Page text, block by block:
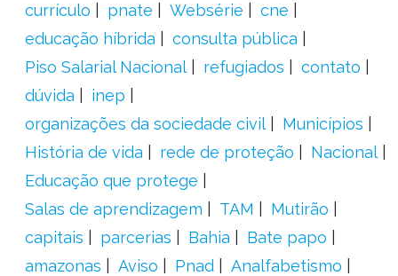
currículo
pnate Websérie
cne
educação híbrida
consulta pública
Piso Salarial Nacional
refugiados
contato
dúvida
inep
organizações da sociedade civil
Municípios
História de vida
rede de proteção
Nacional
Educação que protege
Salas de aprendizagem
TAM
Mutirão
capitais
parcerias Bahia
Bate papo
amazonas
Aviso Pnad
Analfabetismo